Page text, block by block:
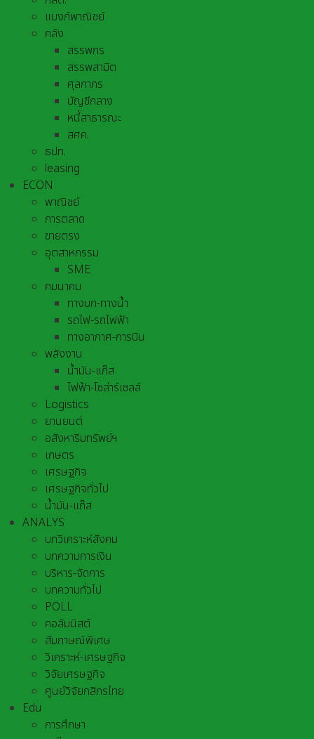
แบงก์พาณิชย์
คลัง
สรรพกร
สรรพสามิต
ศุลกากร
บัญชีกลาง
หนี้สาธารณะ
สศค.
ธปท.
leasing
ECON
พาณิชย์
การตลาด
ขายตรง
อุตสาหกรรม
SME
คมนาคม
ทางบก-ทางน้ำ
รถไฟ-รถไฟฟ้า
ทางอากาศ-การบิน
พลังงาน
น้ำมัน-แก๊ส
ไฟฟ้า-โซล่าร์เซลล์
Logistics
ยานยนต์
อสังหาริมทรัพย์ฯ
เกษตร
เศรษฐกิจ
เศรษฐกิจทั่วไป
น้ำมัน-แก๊ส
ANALYS
บทวิเคราะห์สังคม
บทความการเงิน
บริหาร-จัดการ
บทความทั่วไป
POLL
คอลัมนิสต์
สัมภาษณ์พิเศษ
วิเคราะห์-เศรษฐกิจ
วิจัยเศรษฐกิจ
ศูนย์วิจัยกสิกรไทย
Edu
การศึกษา